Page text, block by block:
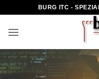
springen
BURG ITC -